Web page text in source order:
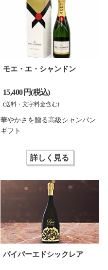
モエ・エ・シャンドン
15,400 円(税込)
(送料・文字料金含む)
華やかさを贈る高級シャンパン
ギフト
詳しく見る
パイパーエドシックレア